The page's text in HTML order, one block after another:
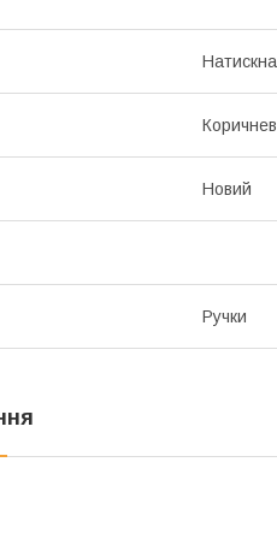
Натискна
Новий
Ручки